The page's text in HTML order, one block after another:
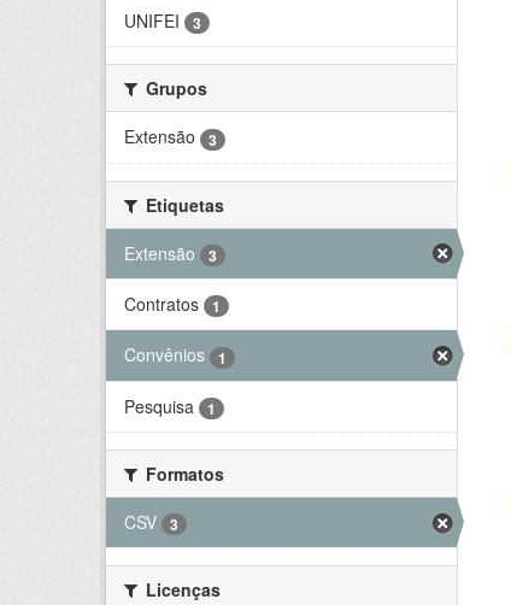
UNIFEI
3
Grupos
Extensão
3
Etiquetas
Extensão
3
Contratos 1
Convênios 1
Pesquisa 1
Formatos
CSV
3
Licenças